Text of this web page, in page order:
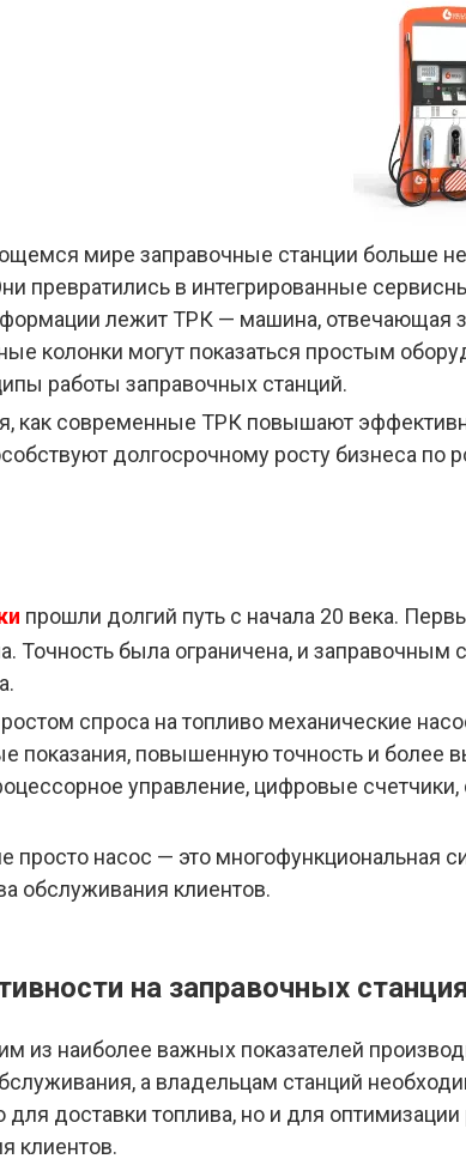
мире заправочные станции больше
превратились в интегрированные
лежит ТРК — машина, отвечающая
колонки могут показаться простым
работы заправочных станций.
как современные ТРК повышают
долгосрочному росту бизнеса по
прошли долгий путь с начала 20 века.
Точность была ограничена, и
спроса на топливо механические
показания, повышенную точность и более
управление, цифровые
насос — это многофункциональная
обслуживания клиентов.
на заправочных
из наиболее важных показателей
а владельцам станций
доставки топлива, но и для
клиентов.